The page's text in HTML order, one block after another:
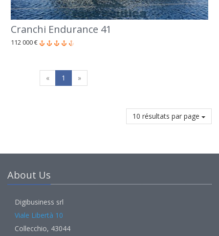
Cranchi Endurance 41
112 000 €
« 1 »
10 résultats par page
About Us
Digibusiness srl
Viale Libertà 10
Collecchio, 43044